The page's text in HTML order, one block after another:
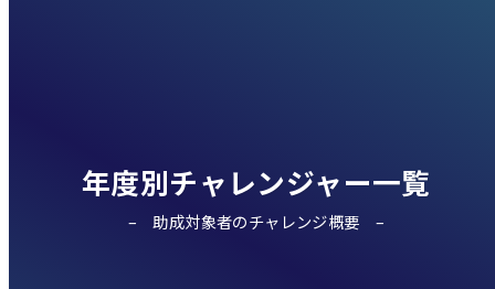
年度別チャレンジャー一覧
助成対象者のチャレンジ概要